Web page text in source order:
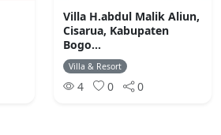
Villa H.abdul Malik Aliun,
Cisarua, Kabupaten
Bogo...
Villa & Resort
4 0 0